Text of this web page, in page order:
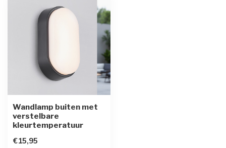
Wandlamp buiten met
verstelbare
kleurtemperatuur
€15,95